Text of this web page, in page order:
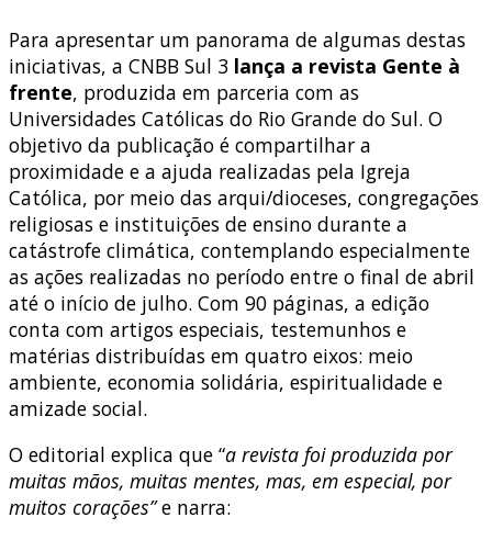
Para apresentar um panorama de algumas destas
iniciativas, a CNBB Sul 3 lança a revista Gente à
frente, produzida em parceria com as
Universidades Católicas do Rio Grande do Sul. O
objetivo da publicação é compartilhar a
proximidade e a ajuda realizadas pela Igreja
Católica, por meio das arqui/dioceses, congregações
religiosas e instituições de ensino durante a
catástrofe climática, contemplando especialmente
as ações realizadas no período entre o final de abril
até o início de julho. Com 90 páginas, a edição
conta com artigos especiais, testemunhos e
matérias distribuídas em quatro eixos: meio
ambiente, economia solidária, espiritualidade e
amizade social.
O editorial explica que “a revista foi produzida por
muitas mãos, muitas mentes, mas, em especial, por
muitos corações”e narra: